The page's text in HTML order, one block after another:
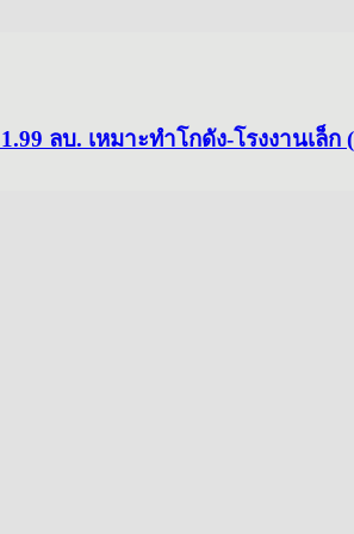
ลบ. เหมาะทำโกดัง-โรงงานเล็ก